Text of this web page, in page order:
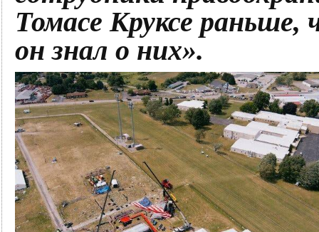
Томасе Круксе раньше,
он знал о них».